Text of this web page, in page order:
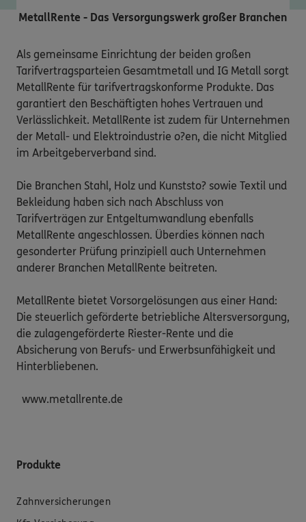
MetallRente - Das Versorgungswerk großer Branchen
Als gemeinsame Einrichtung der beiden großen
Tarifvertragsparteien Gesamtmetall und IG Metall sorgt
MetallRente für tarifvertragskonforme Produkte. Das
garantiert den Beschäftigten hohes Vertrauen und
Verlässlichkeit. MetallRente ist zudem für Unternehmen
der Metall- und Elektroindustrie o?en, die nicht Mitglied
im Arbeitgeberverband sind.
Die Branchen Stahl, Holz und Kunststo? sowie Textil und
Bekleidung haben sich nach Abschluss von
Tarifverträgen zur Entgeltumwandlung ebenfalls
MetallRente angeschlossen. Überdies können nach
gesonderter Prüfung prinzipiell auch Unternehmen
anderer Branchen MetallRente beitreten.
MetallRente bietet Vorsorgelösungen aus einer Hand:
Die steuerlich geförderte betriebliche Altersversorgung,
die zulagengeförderte Riester-Rente und die
Absicherung von Berufs- und Erwerbsunfähigkeit und
Hinterbliebenen.
  www.metallrente.de
Produkte
Zahnversicherungen